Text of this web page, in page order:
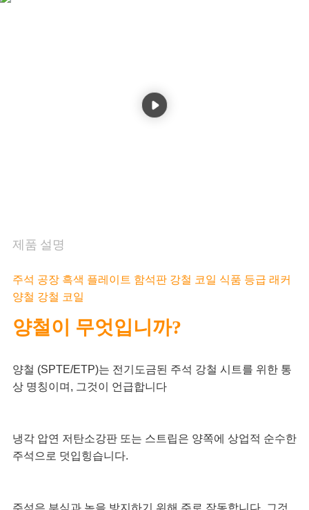
식
케
이
스
용
제품 설명
주석 공장 흑색 플레이트 함석판 강철 코일 식품 등급 래커
양철 강철 코일
양철이 무엇입니까?
양철 (SPTE/ETP)는 전기도금된 주석 강철 시트를 위한 통
상 명칭이며, 그것이 언급합니다
냉각 압연 저탄소강판 또는 스트립은 양쪽에 상업적 순수한
주석으로 덧입힝습니다.